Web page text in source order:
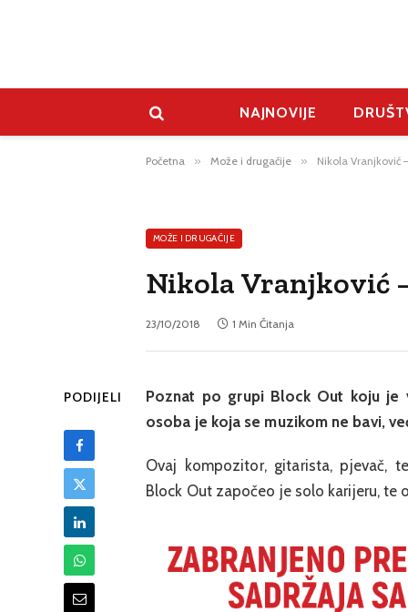
NAJNOVIJE
Početna » Može i drugačije » Nikola Vranjković
MOŽE I DRUGAČIJE
Nikola Vranjković
23/10/2018 1 Min Čitanja
PODIJELI
Poznat po grupi Block Out koju je
osoba je koja se muzikom ne bavi,
Ovaj kompozitor, gitarista, pjevač,
Block Out započeo je solo karijeru, te